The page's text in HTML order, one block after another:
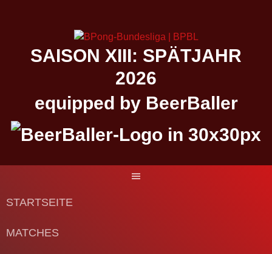
SAISON XIII: SPÄTJAHR
2026
equipped by BeerBaller
STARTSEITE
MATCHES